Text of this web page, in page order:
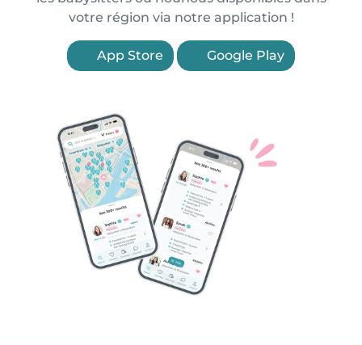
votre région via notre application !
App Store Google Play